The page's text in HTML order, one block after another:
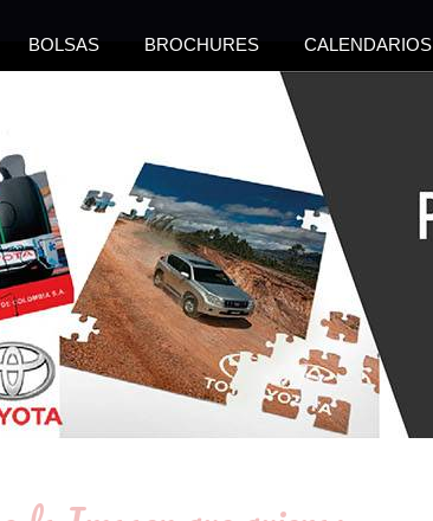
BOLSAS BROCHURES CALENDARIOS